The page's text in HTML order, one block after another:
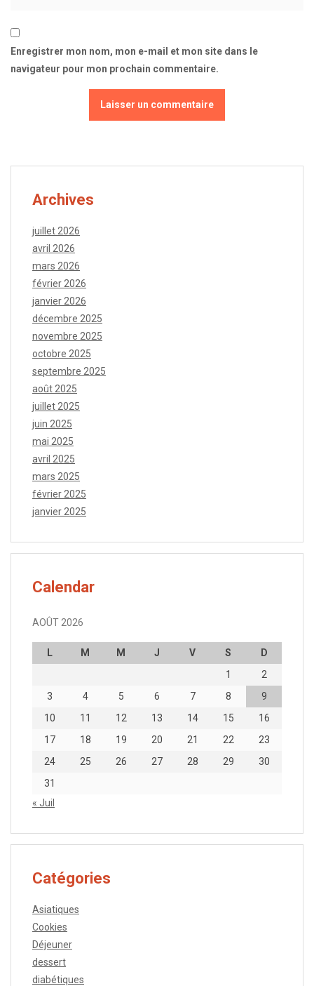
Enregistrer mon nom, mon e-mail et mon site dans le
navigateur pour mon prochain commentaire.
Archives
juillet 2026
avril 2026
mars 2026
février 2026
janvier 2026
décembre 2025
novembre 2025
octobre 2025
septembre 2025
août 2025
juillet 2025
juin 2025
mai 2025
avril 2025
mars 2025
février 2025
janvier 2025
Calendar
AOÛT 2026
L M M J V S
D
1
2
3
4 5 6 7 8
9
10
11 12 13 14 15
16
17
18 19 20 21 22
23
24
25 26 27 28 29
30
31
« Juil
Catégories
Asiatiques
Cookies
Déjeuner
dessert
diabétiques